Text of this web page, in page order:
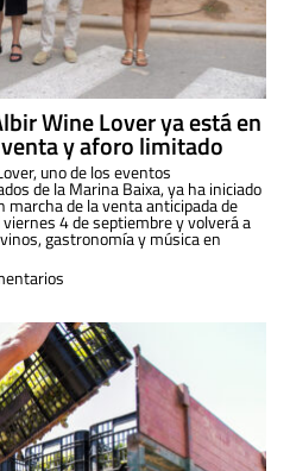
Wine Lover ya está en
y aforo limitado
uno de los eventos
de la Marina Baixa, ya ha iniciado
marcha de la venta anticipada de
4 de septiembre y volverá a
gastronomía y música en